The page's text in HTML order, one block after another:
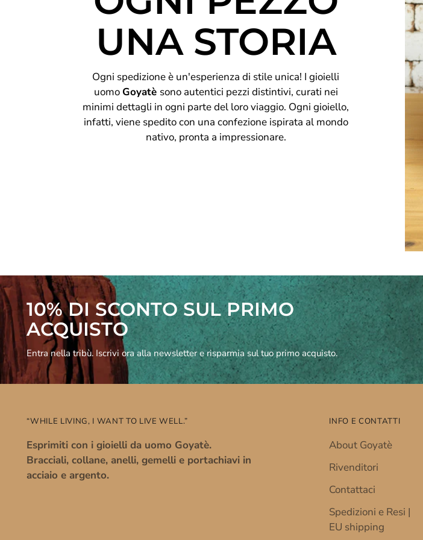
UNA STORIA
Ogni spedizione è un'esperienza di stile unica! I gioielli
uomo Goyatè sono autentici pezzi distintivi, curati nei
minimi dettagli in ogni parte del loro viaggio. Ogni gioiello,
infatti, viene spedito con una confezione ispirata al mondo
nativo, pronta a impressionare.
10% DI SCONTO SUL PRIMO
ACQUISTO
Entra nella tribù. Iscrivi ora alla newsletter e risparmia sul tuo primo acquisto.
“WHILE LIVING, I WANT TO LIVE WELL.”
Esprimiti con i gioielli da uomo Goyatè.
Bracciali, collane, anelli, gemelli e portachiavi in
acciaio e argento.
INFO E CONTATTI
About Goyatè
Rivenditori
Contattaci
Spedizioni e Resi |
EU shipping